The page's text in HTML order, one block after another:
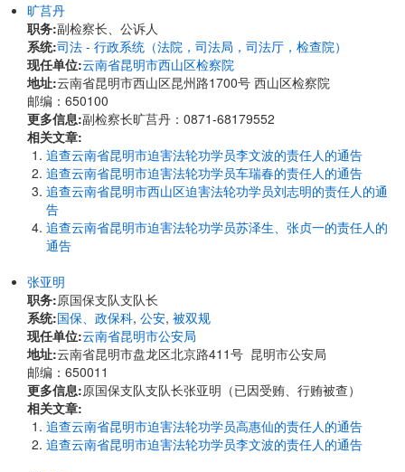
旷莒丹
职务:副检察长、公诉人
系统:司法 - 行政系统（法院，司法局，司法厅，检查院）
现任单位:云南省昆明市西山区检察院
地址:云南省昆明市西山区昆州路1700号 西山区检察院
邮编：650100
更多信息:副检察长旷莒丹：0871-68179552
相关文章:
追查云南省昆明市迫害法轮功学员李文波的责任人的通告
追查云南省昆明市迫害法轮功学员车瑞春的责任人的通告
追查云南省昆明市西山区迫害法轮功学员刘志明的责任人的通
告
追查云南省昆明市迫害法轮功学员苏泽生、张贞一的责任人的
通告
张亚明
职务:原国保支队支队长
系统:国保、政保科, 公安, 被双规
现任单位:云南省昆明市公安局
地址:云南省昆明市盘龙区北京路411号 昆明市公安局
邮编：650011
更多信息:原国保支队支队长张亚明（已因受贿、行贿被查）
相关文章:
追查云南省昆明市迫害法轮功学员高惠仙的责任人的通告
追查云南省昆明市迫害法轮功学员李文波的责任人的通告